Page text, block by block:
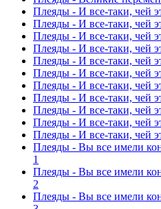
Плеяды - И все-таки, чей
Плеяды - И все-таки, чей
Плеяды - И все-таки, чей
Плеяды - И все-таки, чей
Плеяды - И все-таки, чей
Плеяды - И все-таки, чей
Плеяды - И все-таки, чей
Плеяды - И все-таки, чей
Плеяды - И все-таки, чей
Плеяды - И все-таки, чей
Плеяды - И все-таки, чей
Плеяды - Вы все имели
1
Плеяды - Вы все имели
2
Плеяды - Вы все имели